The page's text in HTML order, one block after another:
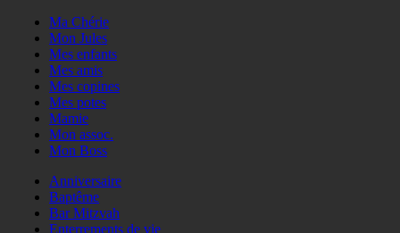
Ma Chérie
Mon Jules
Mes enfants
Mes amis
Mes copines
Mes potes
Mamie
Mon assoc.
Mon Boss
Anniversaire
Baptême
Bar Mitzvah
Enterrements de vie